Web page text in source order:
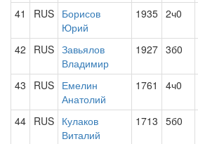
41 RUS Борисов
Юрий
1935 2ч0
42 RUS Завьялов
Владимир
1927 3б0
43 RUS Емелин
Анатолий
1761 4ч0
44 RUS Кулаков
Виталий
1713 5б0